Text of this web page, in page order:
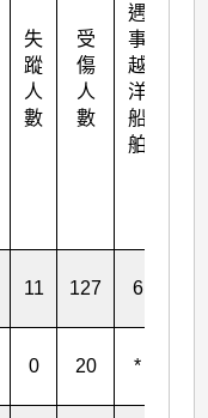
失
蹤
人
數
受
傷
人
數
遇
事
越
洋
船
舶
11 127 6
0 20 *